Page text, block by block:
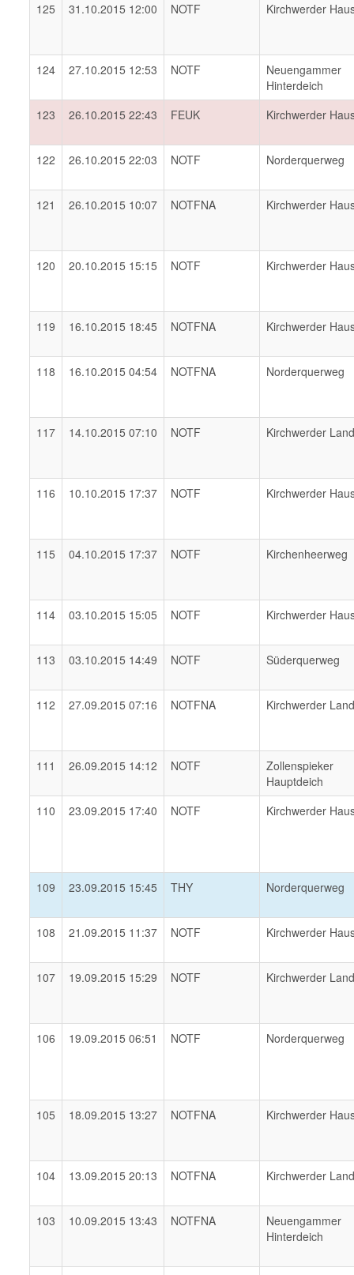
125 31.10.2015 12:00 NOTF Kirchwerder
124 27.10.2015 12:53 NOTF
Neuengammer
Hinterdeich
123
26.10.2015 22:43 FEUK Kirchwerder
122 26.10.2015 22:03 NOTF Norderquerweg
121 26.10.2015 10:07 NOTFNA Kirchwerder
120 20.10.2015 15:15 NOTF Kirchwerder
119 16.10.2015 18:45 NOTFNA Kirchwerder
118 16.10.2015 04:54 NOTFNA Norderquerweg
117 14.10.2015 07:10 NOTF Kirchwerder
116 10.10.2015 17:37 NOTF Kirchwerder
115 04.10.2015 17:37 NOTF Kirchenheerweg
114 03.10.2015 15:05 NOTF Kirchwerder
113 03.10.2015 14:49 NOTF Süderquerweg
112 27.09.2015 07:16 NOTFNA Kirchwerder
111 26.09.2015 14:12 NOTF
Zollenspieker
Hauptdeich
110
23.09.2015 17:40 NOTF Kirchwerder
109 23.09.2015 15:45 THY Norderquerweg
108 21.09.2015 11:37 NOTF Kirchwerder
107 19.09.2015 15:29 NOTF Kirchwerder
106 19.09.2015 06:51 NOTF Norderquerweg
105 18.09.2015 13:27 NOTFNA Kirchwerder
104 13.09.2015 20:13 NOTFNA Kirchwerder
103 10.09.2015 13:43 NOTFNA
Neuengammer
Hinterdeich